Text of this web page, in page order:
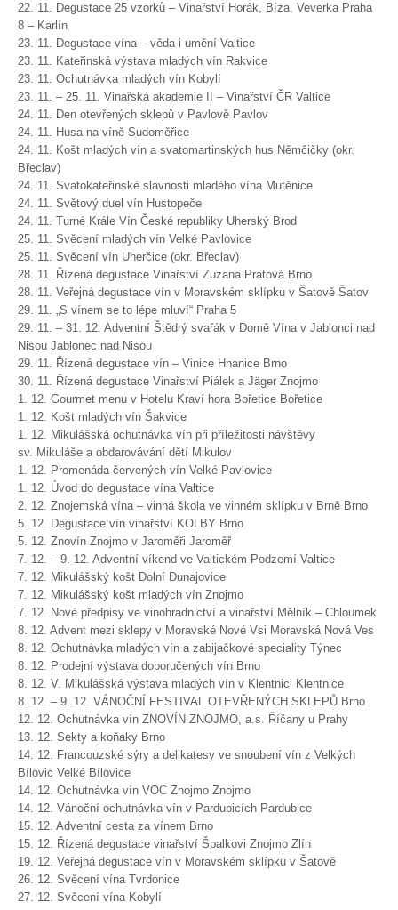
22. 11. Degustace 25 vzorků – Vinařství Horák, Bíza, Veverka Praha
8 – Karlín
23. 11. Degustace vína – věda i umění Valtice
23. 11. Kateřinská výstava mladých vín Rakvice
23. 11. Ochutnávka mladých vín Kobylí
23. 11. – 25. 11. Vinařská akademie II – Vinařství ČR Valtice
24. 11. Den otevřených sklepů v Pavlově Pavlov
24. 11. Husa na víně Sudoměřice
24. 11. Košt mladých vín a svatomartinských hus Němčičky (okr.
Břeclav)
24. 11. Svatokateřinské slavnosti mladého vína Mutěnice
24. 11. Světový duel vín Hustopeče
24. 11. Turné Krále Vín České republiky Uherský Brod
25. 11. Svěcení mladých vín Velké Pavlovice
25. 11. Svěcení vín Uherčice (okr. Břeclav)
28. 11. Řízená degustace Vinařství Zuzana Prátová Brno
28. 11. Veřejná degustace vín v Moravském sklípku v Šatově Šatov
29. 11. „S vínem se to lépe mluví“ Praha 5
29. 11. – 31. 12. Adventní Štědrý svařák v Domě Vína v Jablonci nad
Nisou Jablonec nad Nisou
29. 11. Řízená degustace vín – Vinice Hnanice Brno
30. 11. Řízená degustace Vinařství Piálek a Jäger Znojmo
1. 12. Gourmet menu v Hotelu Kraví hora Bořetice Bořetice
1. 12. Košt mladých vín Šakvice
1. 12. Mikulášská ochutnávka vín při příležitosti návštěvy
sv. Mikuláše a obdarovávání dětí Mikulov
1. 12. Promenáda červených vín Velké Pavlovice
1. 12. Úvod do degustace vína Valtice
2. 12. Znojemská vína – vinná škola ve vinném sklípku v Brně Brno
5. 12. Degustace vín vinařství KOLBY Brno
5. 12. Znovín Znojmo v Jaroměři Jaroměř
7. 12. – 9. 12. Adventní víkend ve Valtickém Podzemí Valtice
7. 12. Mikulášský košt Dolní Dunajovice
7. 12. Mikulášský košt mladých vín Znojmo
7. 12. Nové předpisy ve vinohradnictví a vinařství Mělník – Chloumek
8. 12. Advent mezi sklepy v Moravské Nové Vsi Moravská Nová Ves
8. 12. Ochutnávka mladých vín a zabijačkové speciality Týnec
8. 12. Prodejní výstava doporučených vín Brno
8. 12. V. Mikulášská výstava mladých vín v Klentnici Klentnice
8. 12. – 9. 12. VÁNOČNÍ FESTIVAL OTEVŘENÝCH SKLEPŮ Brno
12. 12. Ochutnávka vín ZNOVÍN ZNOJMO, a.s. Říčany u Prahy
13. 12. Sekty a koňaky Brno
14. 12. Francouzské sýry a delikatesy ve snoubení vín z Velkých
Bílovic Velké Bílovice
14. 12. Ochutnávka vín VOC Znojmo Znojmo
14. 12. Vánoční ochutnávka vín v Pardubicích Pardubice
15. 12. Adventní cesta za vínem Brno
15. 12. Řízená degustace vinařství Špalkovi Znojmo Zlín
19. 12. Veřejná degustace vín v Moravském sklípku v Šatově
26. 12. Svěcení vína Tvrdonice
27. 12. Svěcení vína Kobylí